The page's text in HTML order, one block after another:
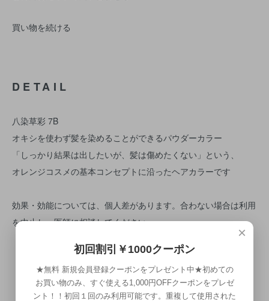
買い物を続ける
DETAIL
八染草彩 7B
オキシを使わず髪を染めることができるパウダーカラー
「しっかり結果は出したいが、髪は傷めたくない」という、
オレンジコスメの基本コンセプトに沿ったヘアカラーです
効果・効能については、個人差があります。合わない場合は利用
を中止し、医師に相談してください。
×
初回割引￥1000クーポン
★無料 新規会員登録クーポンをプレゼント中★初めての
お買い物のみ、すぐ使える1,000円OFFクーポンをプレゼ
ント！！初回１回のみ利用可能です。重複して使用された